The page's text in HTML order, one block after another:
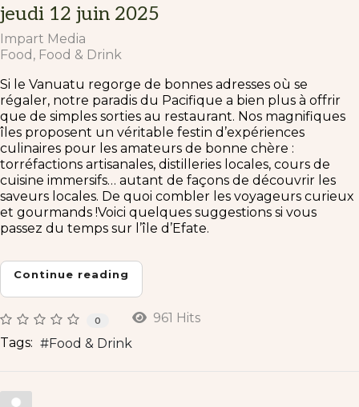
jeudi 12 juin 2025
Impart Media
Food
Food & Drink
Si le Vanuatu regorge de bonnes adresses où se
régaler, notre paradis du Pacifique a bien plus à offrir
que de simples sorties au restaurant. Nos magnifiques
îles proposent un véritable festin d’expériences
culinaires pour les amateurs de bonne chère :
torréfactions artisanales, distilleries locales, cours de
cuisine immersifs… autant de façons de découvrir les
saveurs locales. De quoi combler les voyageurs curieux
et gourmands !Voici quelques suggestions si vous
passez du temps sur l’île d’Efate.
Continue reading
0
961 Hits
Tags:
Food & Drink